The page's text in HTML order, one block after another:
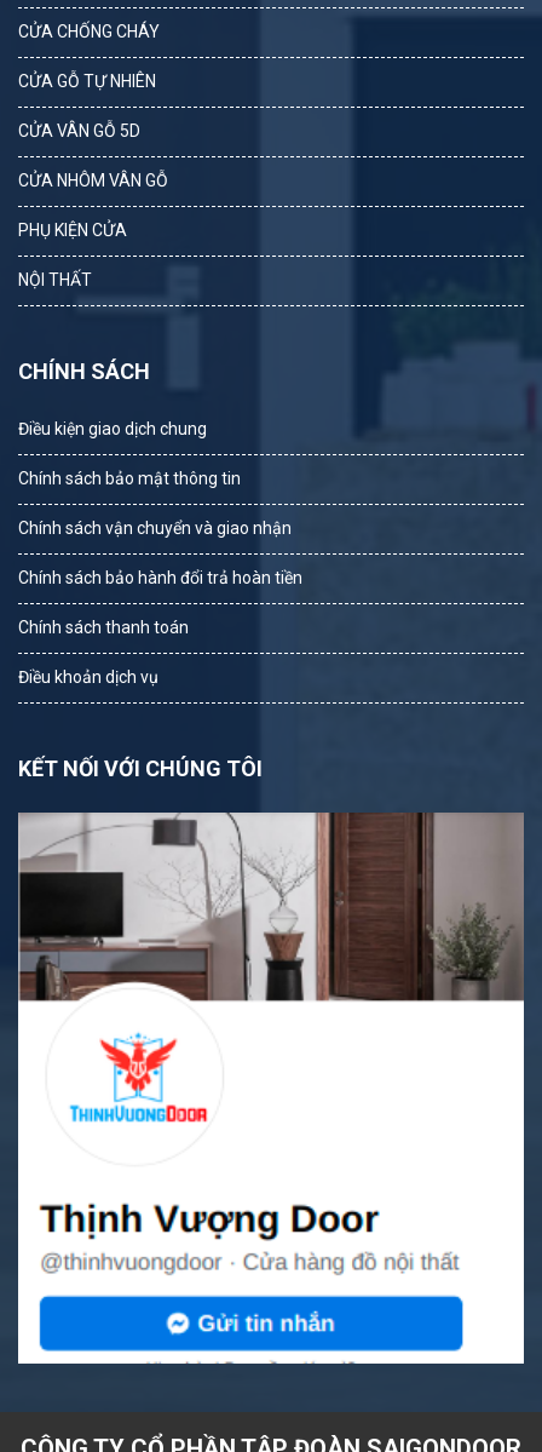
CỬA CHỐNG CHÁY
CỬA GỖ TỰ NHIÊN
CỬA VÂN GỖ 5D
CỬA NHÔM VÂN GỖ
PHỤ KIỆN CỬA
NỘI THẤT
CHÍNH SÁCH
Điều kiện giao dịch chung
Chính sách bảo mật thông tin
Chính sách vận chuyển và giao nhận
Chính sách bảo hành đổi trả hoàn tiền
Chính sách thanh toán
Điều khoản dịch vụ
KẾT NỐI VỚI CHÚNG TÔI